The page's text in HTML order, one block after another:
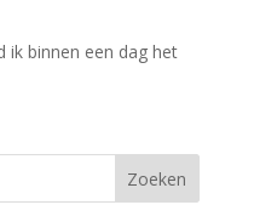
ik binnen een dag het